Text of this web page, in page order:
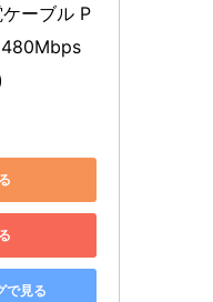
ーブル P
で見る